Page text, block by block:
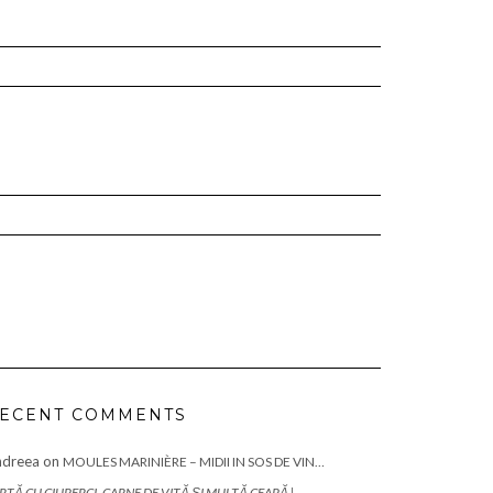
COMMENTS
on MOULES MARINIÈRE – MIDII IN SOS DE VIN…